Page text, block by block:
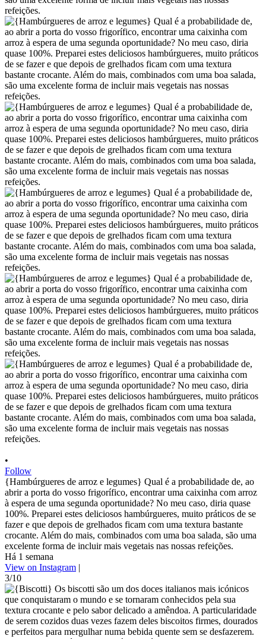
•
Follow
{Hambúrgueres de arroz e legumes} Qual é a probabilidade de, ao
abrir a porta do vosso frigorífico, encontrar uma caixinha com arroz
à espera de uma segunda oportunidade? No meu caso, diria quase
100%. Preparei estes deliciosos hambúrgueres, muito práticos de se
fazer e que depois de grelhados ficam com uma textura bastante
crocante. Além do mais, combinados com uma boa salada, são uma
excelente forma de incluir mais vegetais nas nossas refeições.
Há 1 semana
View on Instagram |
3/10